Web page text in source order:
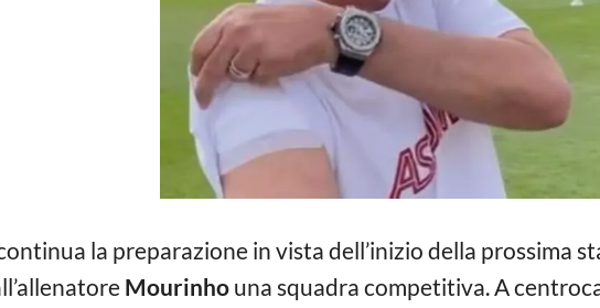
la preparazione in vista dell’inizio della prossima
Mourinho una squadra competitiva. A